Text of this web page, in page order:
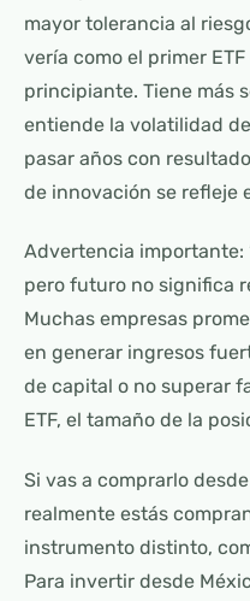
mayor tolerancia al
vería como el primer
principiante. Tiene más
entiende la volatilidad
pasar años con
de innovación se refleje
Advertencia importante:
pero futuro no significa
Muchas empresas
en generar ingresos
de capital o no superar
ETF, el tamaño de la
Si vas a comprarlo
realmente estás
instrumento distinto,
Para invertir desde